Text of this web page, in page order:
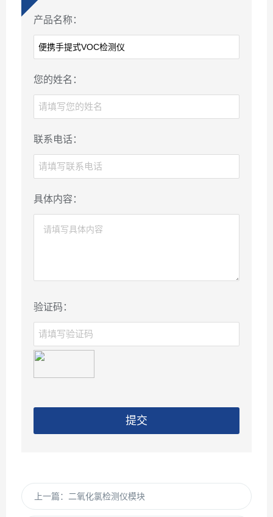
产品名称：
您的姓名：
联系电话：
具体内容：
验证码：
提交
上一篇： 二氧化氯检测仪模块